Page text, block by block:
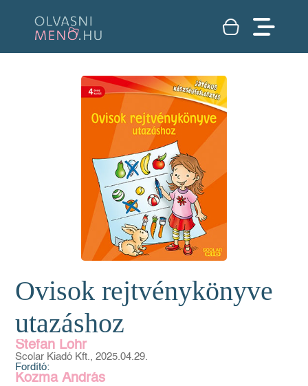
Ovisok rejtvénykönyve
utazáshoz
Stefan Lohr
Scolar Kiadó Kft., 2025.04.29.
Fordító:
Kozma András